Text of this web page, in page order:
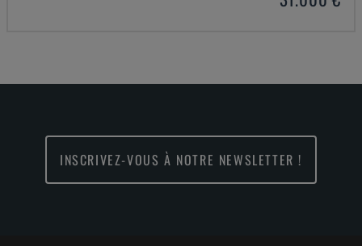
INSCRIVEZ-VOUS À NOTRE NEWSLETTER !